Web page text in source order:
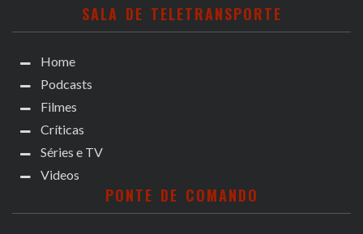
SALA DE TELETRANSPORTE
Home
Podcasts
Filmes
Críticas
Séries e TV
Videos
PONTE DE COMANDO